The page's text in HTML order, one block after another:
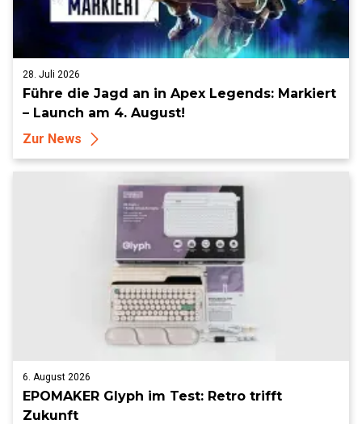
28. Juli 2026
Führe die Jagd an in Apex Legends: Markiert
– Launch am 4. August!
Zur News
6. August 2026
EPOMAKER Glyph im Test: Retro trifft
Zukunft